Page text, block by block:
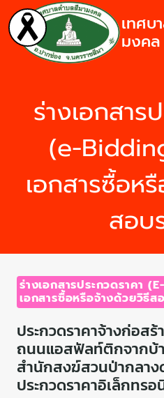
เทศบ
มงคล
ร่างเอกสาร
(e-
เอกสารซื้อห
สอบ
ร่างเอกสารประกวดราคา
เอกสารซื้อหรือจ้างด้วยวิธีส
ประกวดราคาจ้างก่อส
ถนนแอสฟัลท์ติกจากบ้
สำนักสงฆ์สวนป่ากลาง
ประกวดราคาอิเล็กทร